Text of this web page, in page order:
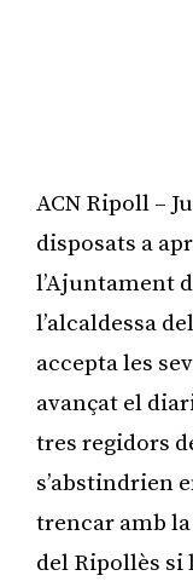
ACN Ripoll –
disposats a
l’Ajuntament
l’alcaldessa
accepta les
avançat el diari
tres regidors
s’abstindrien
trencar amb
del Ripollès si